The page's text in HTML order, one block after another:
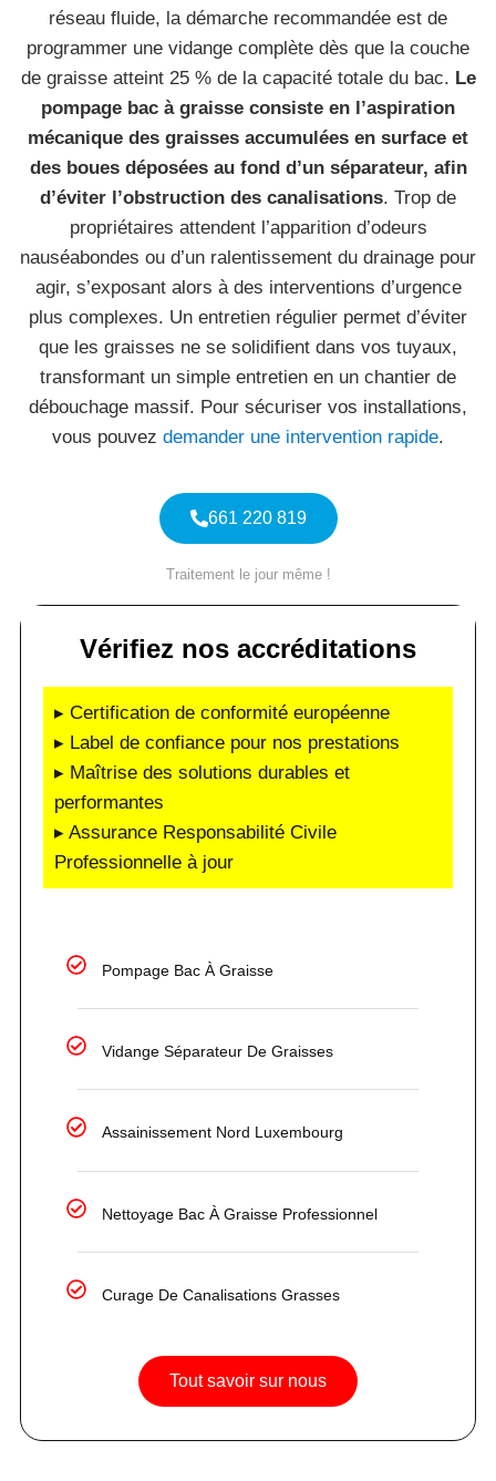
réseau fluide, la démarche recommandée est de
programmer une vidange complète dès que la couche
de graisse atteint 25 % de la capacité totale du bac. Le
pompage bac à graisse consiste en l’aspiration
mécanique des graisses accumulées en surface et
des boues déposées au fond d’un séparateur, afin
d’éviter l’obstruction des canalisations. Trop de
propriétaires attendent l’apparition d’odeurs
nauséabondes ou d’un ralentissement du drainage pour
agir, s’exposant alors à des interventions d’urgence
plus complexes. Un entretien régulier permet d’éviter
que les graisses ne se solidifient dans vos tuyaux,
transformant un simple entretien en un chantier de
débouchage massif. Pour sécuriser vos installations,
vous pouvez demander une intervention rapide.
661 220 819
Traitement le jour même !
Vérifiez nos accréditations
▸ Certification de conformité européenne
▸ Label de confiance pour nos prestations
▸ Maîtrise des solutions durables et
performantes
▸ Assurance Responsabilité Civile
Professionnelle à jour
Pompage Bac À Graisse
Vidange Séparateur De Graisses
Assainissement Nord Luxembourg
Nettoyage Bac À Graisse Professionnel
Curage De Canalisations Grasses
Tout savoir sur nous